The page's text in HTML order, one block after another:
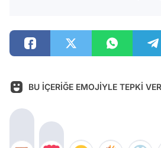
BU İÇERİĞE EMOJİYLE TEPKİ